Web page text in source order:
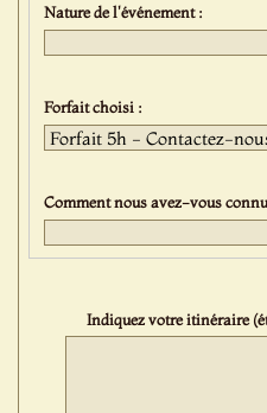
Nature de l'événement :
Forfait choisi :
Comment nous avez-vous
Indiquez votre itinéraire